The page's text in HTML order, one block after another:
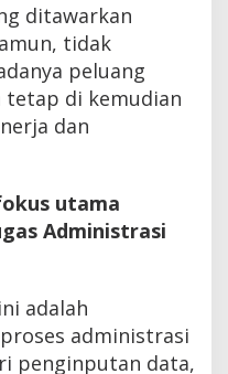
ditawarkan
tidak
peluang
tetap di kemudian
dan
utama
Administrasi
adalah
administrasi
penginputan data,